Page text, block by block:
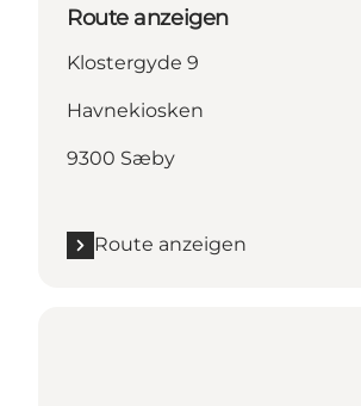
Route anzeigen
Klostergyde 9
Havnekiosken
9300 Sæby
Route anzeigen